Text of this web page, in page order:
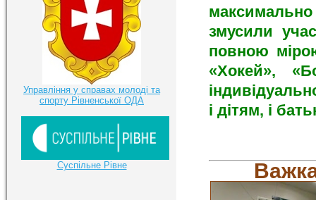
максимально
змусили
повною
«Хокей»,
і
Управління у справах молоді та
спорту Рівненської ОДА
Суспільне Рівне